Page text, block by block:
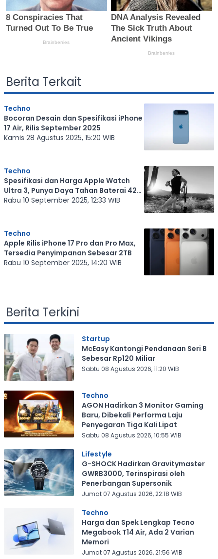
Berita Terkait
Techno
Bocoran Desain dan Spesifikasi iPhone
17 Air, Rilis September 2025
Kamis 28 Agustus 2025, 15:20 WIB
Techno
Spesifikasi dan Harga Apple Watch
Ultra 3, Punya Daya Tahan Baterai 42
Jam
Rabu 10 September 2025, 12:33 WIB
Techno
Apple Rilis iPhone 17 Pro dan Pro Max,
Tersedia Penyimpanan Sebesar 2TB
Rabu 10 September 2025, 14:20 WIB
Berita Terkini
Startup
McEasy Kantongi Pendanaan Seri B
Sebesar Rp120 Miliar
Sabtu 08 Agustus 2026, 11:20 WIB
Techno
AGON Hadirkan 3 Monitor Gaming
Baru, Dibekali Performa Laju
Penyegaran Tiga Kali Lipat
Sabtu 08 Agustus 2026, 10:55 WIB
Lifestyle
G-SHOCK Hadirkan Gravitymaster
GWRB3000, Terinspirasi oleh
Penerbangan Supersonik
Jumat 07 Agustus 2026, 22:18 WIB
Techno
Harga dan Spek Lengkap Tecno
Megabook T14 Air, Ada 2 Varian
Memori
Jumat 07 Agustus 2026, 21:56 WIB